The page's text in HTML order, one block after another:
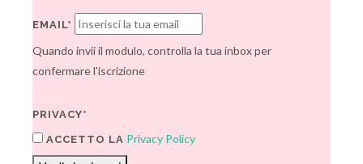
EMAIL*
Quando invii il modulo, controlla la tua inbox per
confermare l'iscrizione
PRIVACY*
ACCETTO LA Privacy Policy